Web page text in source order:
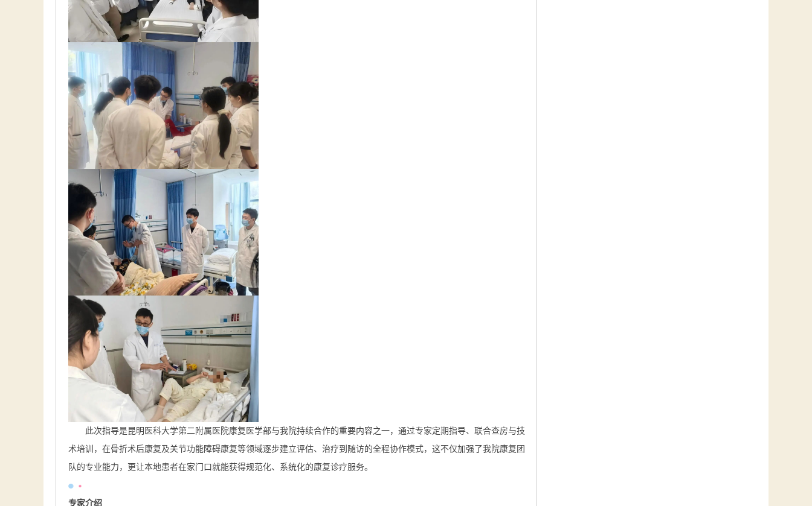
此次指导是昆明医科大学第二附属医院康复医学部与我院持续合作的重要内容之一，通过专家定期指导、联合查房与技
术培训，在骨折术后康复及关节功能障碍康复等领域逐步建立评估、治疗到随访的全程协作模式，这不仅加强了我院康复团
队的专业能力，更让本地患者在家门口就能获得规范化、系统化的康复诊疗服务。
专家介绍